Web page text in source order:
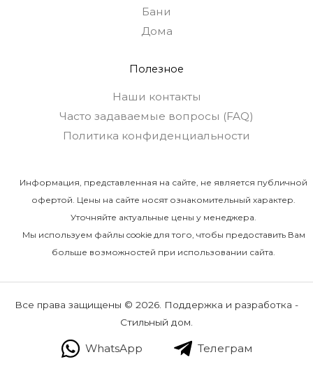
Бани
Дома
Полезное
Наши контакты
Часто задаваемые вопросы (FAQ)
Политика конфиденциальности
Информация, представленная на сайте, не является публичной
офертой. Цены на сайте носят ознакомительный характер.
Уточняйте актуальные цены у менеджера.
Мы используем файлы cookie для того, чтобы предоставить Вам
больше возможностей при использовании сайта.
Все права защищены © 2026. Поддержка и разработка -
Стильный дом.
WhatsApp Телеграм